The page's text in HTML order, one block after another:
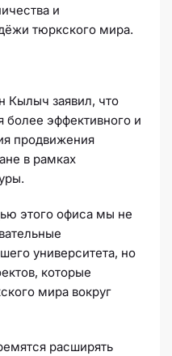
и
тюркского мира.
Кылыч заявил, что
более эффективного и
продвижения
в рамках
этого офиса мы не
университета, но
которые
мира вокруг
расширять